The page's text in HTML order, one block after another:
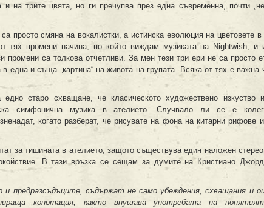
и на трите цвята, но ги пречупва през една съвременна, почти
просто смяна на вокалистки, а истинска еволюция на цветовете
тях промени начина, по който виждам музиката на Nightwish, и
промени са толкова отчетливи. За мен тези три ери не са просто
една и съща „картина“ на живота на групата. Всяка от тях е важна
старо схващане, че класическото художествено изкуство
симфонична музика в ателието. Случвало ли се е
когато разберат, че рисувате на фона на китарни рифове
за тишината в ателието, защото съществува един наложен
В тази връзка се сещам за думите на Кристиано
и предразсъдъците, съдържат не само убеждения, схващания и
конотация, както внушава употребата на